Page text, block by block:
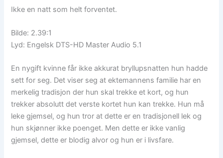
Ikke en natt som helt forventet.
Bilde: 2.39:1
Lyd: Engelsk DTS-HD Master Audio 5.1
En nygift kvinne får ikke akkurat bryllupsnatten hun hadde
sett for seg. Det viser seg at ektemannens familie har en
merkelig tradisjon der hun skal trekke et kort, og hun
trekker absolutt det verste kortet hun kan trekke. Hun må
leke gjemsel, og hun tror at dette er en tradisjonell lek og
hun skjønner ikke poenget. Men dette er ikke vanlig
gjemsel, dette er blodig alvor og hun er i livsfare.